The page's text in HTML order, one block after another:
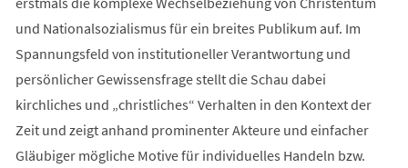
und Nationalsozialismus für ein breites Publikum auf. Im
Spannungsfeld von institutioneller Verantwortung und
persönlicher Gewissensfrage stellt die Schau dabei
kirchliches und „christliches“ Verhalten in den Kontext der
Zeit und zeigt anhand prominenter Akteure und einfacher
Gläubiger mögliche Motive für individuelles Handeln bzw.